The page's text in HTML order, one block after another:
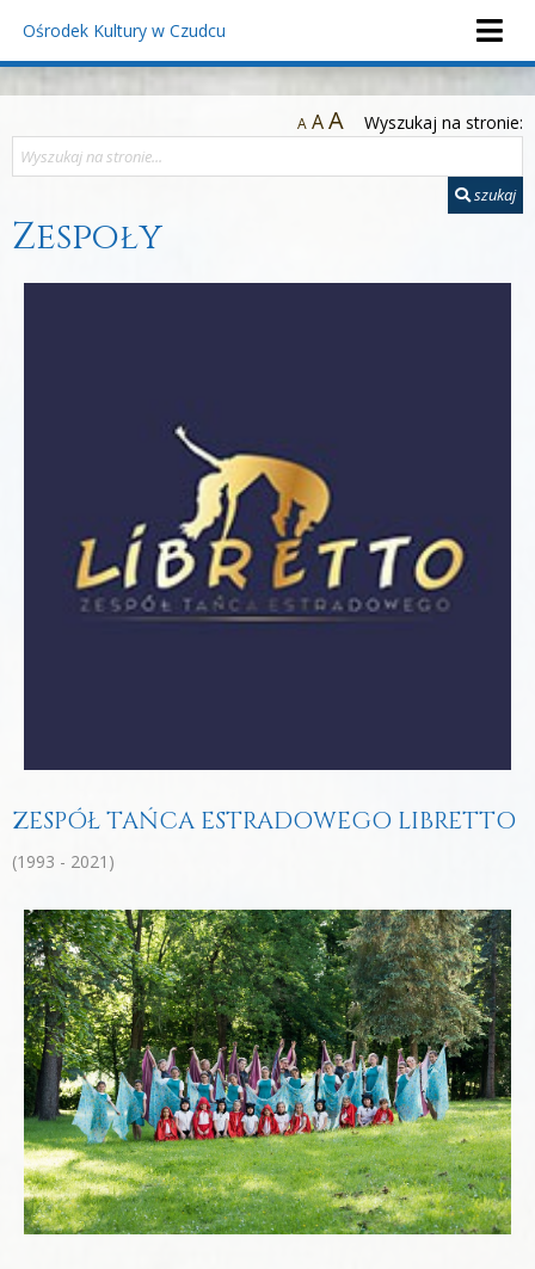
Ośrodek Kultury w Czudcu
A AA Wyszukaj na stronie:
szukaj
Zespoły
ZESPÓŁ TAŃCA ESTRADOWEGO LIBRETTO
(1993 - 2021)